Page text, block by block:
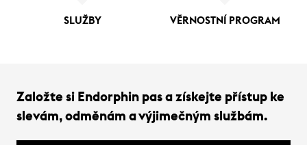
SLUŽBY VĚRNOSTNÍ PROGRAM
Založte si Endorphin pas a získejte přístup ke
slevám, odměnám a výjimečným službám.